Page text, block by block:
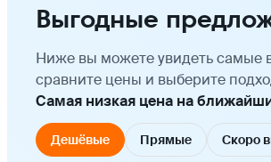
Выгодные
Ниже вы можете увидеть самые
сравните цены и выберите
Самая низкая цена на
Дешёвые Прямые Скоро